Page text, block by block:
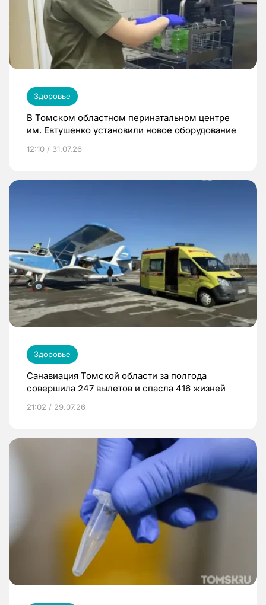
Здоровье
В Томском областном перинатальном центре
им. Евтушенко установили новое оборудование
12:10 / 31.07.26
Здоровье
Санавиация Томской области за полгода
совершила 247 вылетов и спасла 416 жизней
21:02 / 29.07.26